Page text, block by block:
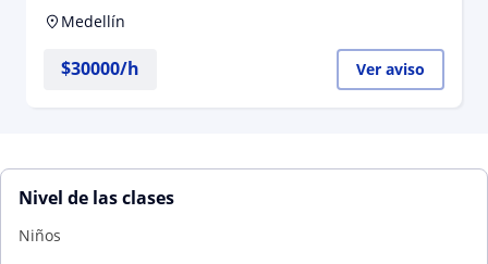
Medellín
$30000/h Ver aviso
Nivel de las clases
Niños